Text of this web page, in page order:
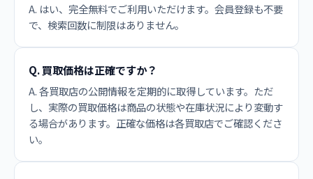
A. はい、完全無料でご利用いただけます。会員登録も不要
で、検索回数に制限はありません。
Q. 買取価格は正確ですか？
A. 各買取店の公開情報を定期的に取得しています。ただ
し、実際の買取価格は商品の状態や在庫状況により変動す
る場合があります。正確な価格は各買取店でご確認くださ
い。